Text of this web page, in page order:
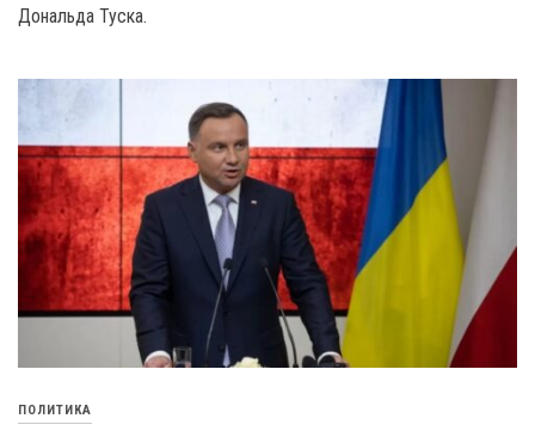
Дональда Туска.
ПОЛИТИКА